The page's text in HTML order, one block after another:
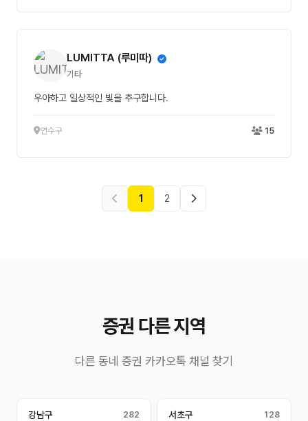
LUMITTA (루미따)
기타
우아하고 일상적인 빛을 추구합니다.
연수구 15
1 2
증권 다른 지역
다른 동네 증권 카카오톡 채널 찾기
강남구 282 서초구 128